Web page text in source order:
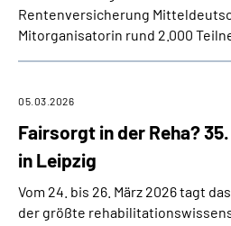
Rentenversicherung
Mitorganisatorin rund 2.000
Fairsorgt in der Reha?
in Leipzig
05.03.2026
Vom 24. bis 26. März 2026 tagt
der größte